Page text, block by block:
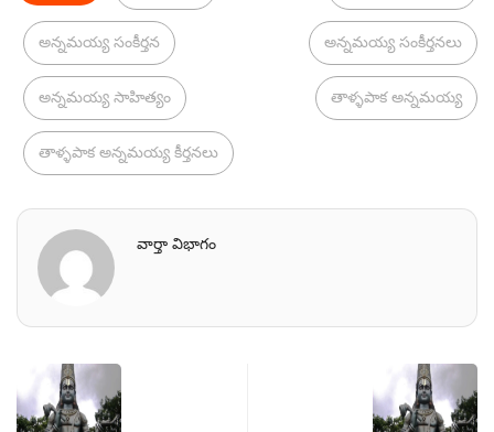
అన్నమయ్య సంకీర్తన అన్నమయ్య సంకీర్తనలు
అన్నమయ్య సాహిత్యం తాళ్ళపాక అన్నమయ్య
తాళ్ళపాక అన్నమయ్య కీర్తనలు
వార్తా విభాగం